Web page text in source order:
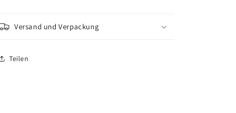
Versand und Verpackung
Teilen